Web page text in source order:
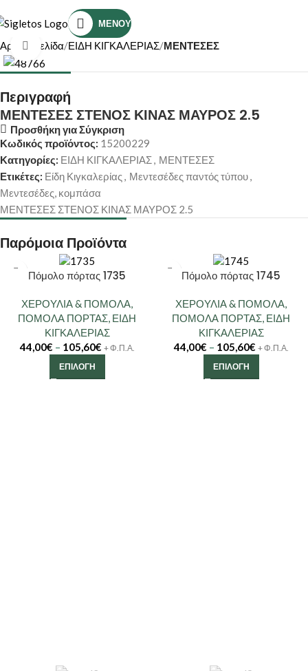
ΜΕΝΟΎ
Αρχική σελίδα ΕΙΔΗ ΚΙΓΚΑΛΕΡΙΑΣ ΜΕΝΤΕΣΕΣ
Κάντε κλικ για μεγέθυνση
Περιγραφή
ΜΕΝΤΕΣΕΣ ΣΤΕΝΟΣ ΚΙΝΑΣ ΜΑΥΡΟΣ 2.5
Προσθήκη για Σύγκριση
Κωδικός προϊόντος: 15200229
Κατηγορίες: ΕΙΔΗ ΚΙΓΚΑΛΕΡΙΑΣ, ΜΕΝΤΕΣΕΣ
Ετικέτες: Είδη Κιγκαλερίας, Μεντεσέδες παντός τύπου,
Μεντεσέδες, κομπάσα
ΜΕΝΤΕΣΕΣ ΣΤΕΝΟΣ ΚΙΝΑΣ ΜΑΥΡΟΣ 2.5
Παρόμοια Προϊόντα
Πόμολο πόρτας 1735
ΧΕΡΟΥΛΙΑ & ΠΟΜΟΛΑ,
ΠΟΜΟΛΑ ΠΟΡΤΑΣ, ΕΙΔΗ
ΚΙΓΚΑΛΕΡΙΑΣ
44,00€ – 105,60€ + Φ.Π.Α.
ΕΠΙΛΟΓΉ
Πόμολο πόρτας 1745
ΧΕΡΟΥΛΙΑ & ΠΟΜΟΛΑ,
ΠΟΜΟΛΑ ΠΟΡΤΑΣ, ΕΙΔΗ
ΚΙΓΚΑΛΕΡΙΑΣ
44,00€ – 105,60€ + Φ.Π.Α.
ΕΠΙΛΟΓΉ